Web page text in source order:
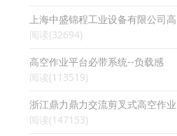
上海中盛锦程工业设备有限公司高
阅读(32694)
高空作业平台必带系统--负载感
阅读(113519)
浙江鼎力鼎力交流剪叉式高空作业
阅读(147153)